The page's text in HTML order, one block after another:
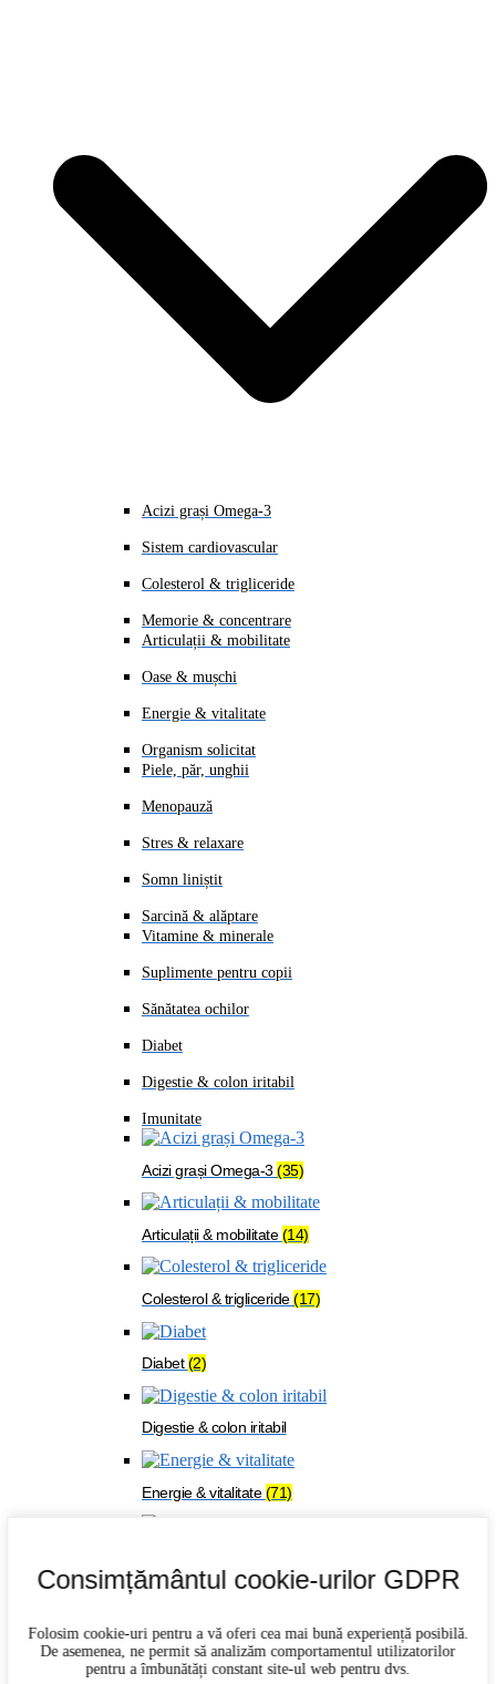
Acizi grași Omega-3
Sistem cardiovascular
Colesterol & trigliceride
Memorie & concentrare
Articulații & mobilitate
Oase & mușchi
Energie & vitalitate
Organism solicitat
Piele, păr, unghii
Menopauză
Stres & relaxare
Somn liniștit
Sarcină & alăptare
Vitamine & minerale
Suplimente pentru copii
Sănătatea ochilor
Diabet
Digestie & colon iritabil
Imunitate
Acizi grași Omega-3 (35)
Articulații & mobilitate(14)
Colesterol & trigliceride(17)
Diabet(2)
Digestie & colon iritabil
Energie & vitalitate(71)
Consimțământul cookie-urilor GDPR
Folosim cookie-uri pentru a vă oferi cea mai bună experiență posibilă.
De asemenea, ne permit să analizăm comportamentul utilizatorilor
pentru a îmbunătăți constant site-ul web pentru dvs.